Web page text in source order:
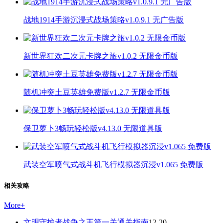
战地1914手游沉浸式战场策略v1.0.9.1 无广告版
新世界狂欢二次元卡牌之旅v1.0.2 无限金币版
随机冲突土豆英雄免费版v1.2.7 无限金币版
保卫萝卜3畅玩轻松版v4.13.0 无限道具版
武装空军喷气式战斗机飞行模拟器沉浸v1.065 免费版
相关攻略
More+